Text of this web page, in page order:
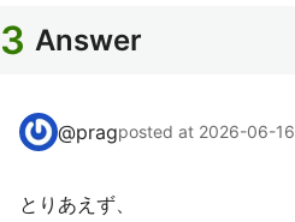
3 Answer
@pragposted at 2026-06-16
とりあえず、